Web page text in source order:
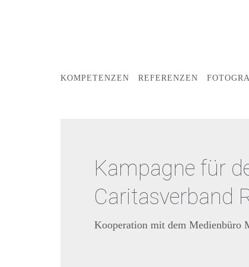
KOMPETENZEN REFERENZEN
Kampagne für
Caritasverband
Kooperation mit dem Medienbüro